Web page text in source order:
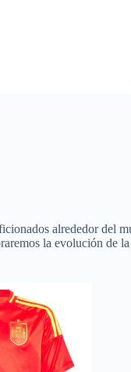
alrededor del
la evolución de la